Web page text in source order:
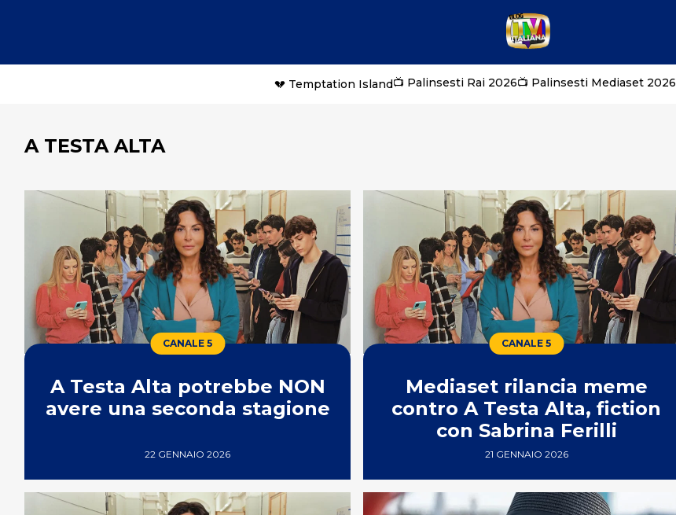
💔 Temptation Island📺 Palinsesti Rai 2026📺 Palinsesti Mediaset 2026
A TESTA ALTA
CANALE 5
A Testa Alta potrebbe NON
avere una seconda stagione
22 GENNAIO 2026
CANALE 5
Mediaset rilancia meme
contro A Testa Alta, fiction
con Sabrina Ferilli
21 GENNAIO 2026